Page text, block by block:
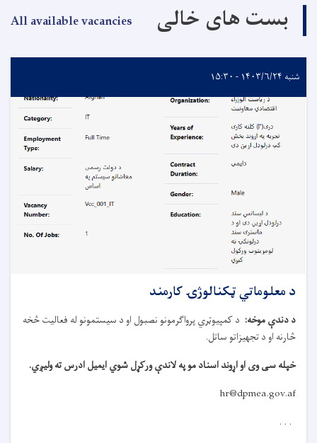
بست های خالی All available vacancies
شنبه ۱۴۰۳/۶/۲۴ - ۱۵:۳۰
د معلوماتي ټکنالوژۍ کارمند
د دندې موخه: د کمپیوټري پرواګرمونو نصبول او د سیستمونو له فعاليت څخه
څارنه او د تجهیزاتو ساتل.
خپله سی وی او اړوند اسناد مو په لاندې ورکړل شوي ایمیل ادرس ته ولیږي.
hr@dpmea.gov.af
. . .